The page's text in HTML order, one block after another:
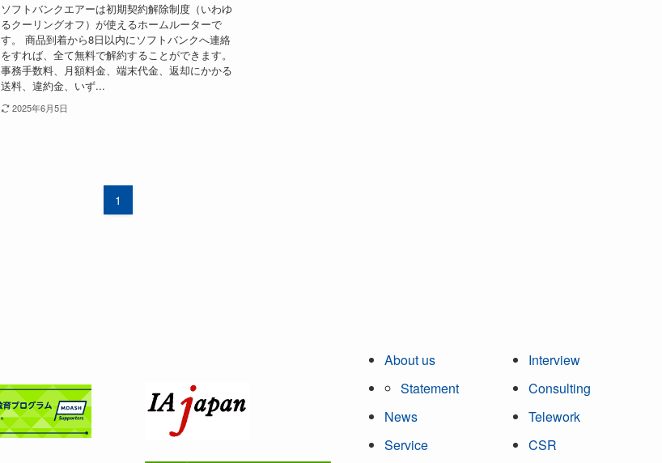
ソフトバンクエアーは初期契約解除制度（いわゆ
るクーリングオフ）が使えるホームルーターで
す。 商品到着から8日以内にソフトバンクへ連絡
をすれば、全て無料で解約することができます。
事務手数料、月額料金、端末代金、返却にかかる
送料、違約金、いず...
2025年6月5日
1
About us
Statement
News
Service
Interview
Consulting
Telework
CSR